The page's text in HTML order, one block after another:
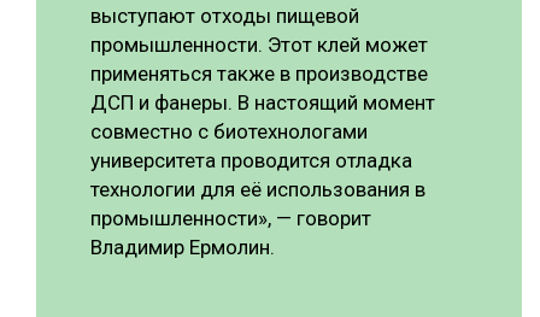
выступают отходы пищевой
промышленности. Этот клей может
применяться также в производстве
ДСП и фанеры. В настоящий момент
совместно с биотехнологами
университета проводится отладка
технологии для её использования в
промышленности», — говорит
Владимир Ермолин.